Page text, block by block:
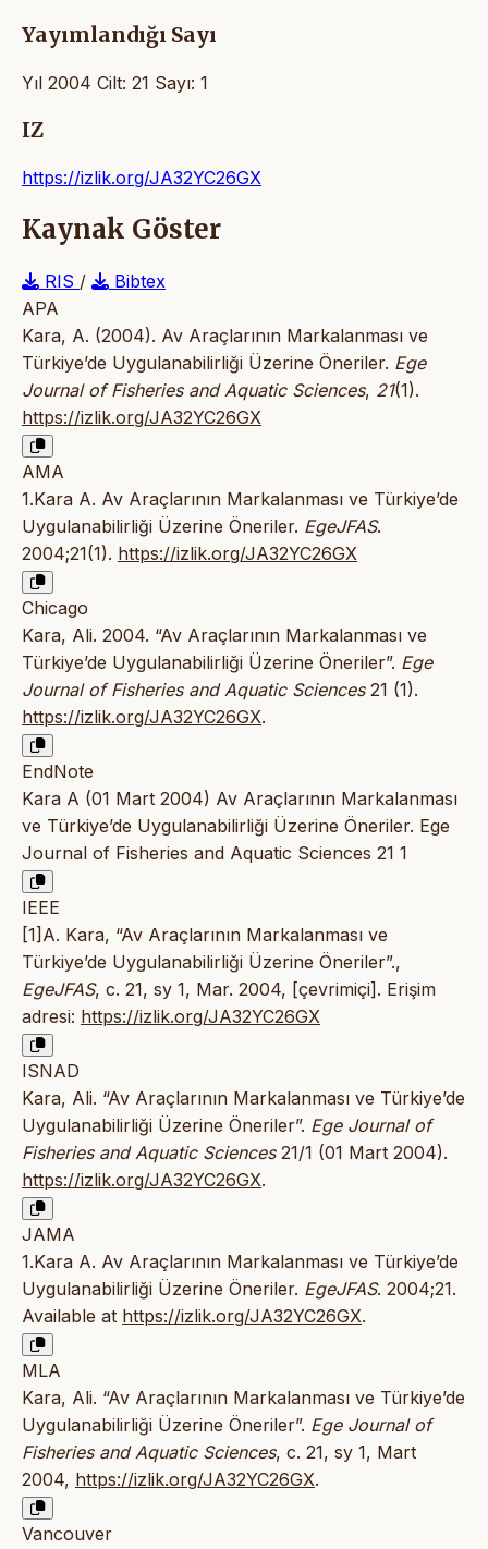
Yayımlandığı Sayı
Yıl 2004 Cilt: 21 Sayı: 1
IZ
https://izlik.org/JA32YC26GX
Kaynak Göster
RIS /
Bibtex
APA
Kara, A. (2004). Av Araçlarının Markalanması ve
Türkiye’de Uygulanabilirliği Üzerine Öneriler. Ege
Journal of Fisheries and Aquatic Sciences, 21(1).
https://izlik.org/JA32YC26GX
AMA
1.Kara A. Av Araçlarının Markalanması ve Türkiye’de
Uygulanabilirliği Üzerine Öneriler. EgeJFAS.
2004;21(1). https://izlik.org/JA32YC26GX
Chicago
Kara, Ali. 2004. “Av Araçlarının Markalanması ve
Türkiye’de Uygulanabilirliği Üzerine Öneriler”. Ege
Journal of Fisheries and Aquatic Sciences21 (1).
https://izlik.org/JA32YC26GX.
EndNote
Kara A (01 Mart 2004) Av Araçlarının Markalanması
ve Türkiye’de Uygulanabilirliği Üzerine Öneriler. Ege
Journal of Fisheries and Aquatic Sciences 21 1
IEEE
[1]A. Kara, “Av Araçlarının Markalanması ve
Türkiye’de Uygulanabilirliği Üzerine Öneriler”.,
EgeJFAS, c. 21, sy 1, Mar. 2004, [çevrimiçi]. Erişim
adresi: https://izlik.org/JA32YC26GX
ISNAD
Kara, Ali. “Av Araçlarının Markalanması ve Türkiye’de
Uygulanabilirliği Üzerine Öneriler”. Ege Journal of
Fisheries and Aquatic Sciences21/1 (01 Mart 2004).
https://izlik.org/JA32YC26GX.
JAMA
1.Kara A. Av Araçlarının Markalanması ve Türkiye’de
Uygulanabilirliği Üzerine Öneriler. EgeJFAS. 2004;21.
Available at https://izlik.org/JA32YC26GX.
MLA
Kara, Ali. “Av Araçlarının Markalanması ve Türkiye’de
Uygulanabilirliği Üzerine Öneriler”. Ege Journal of
Fisheries and Aquatic Sciences, c. 21, sy 1, Mart
2004, https://izlik.org/JA32YC26GX.
Vancouver